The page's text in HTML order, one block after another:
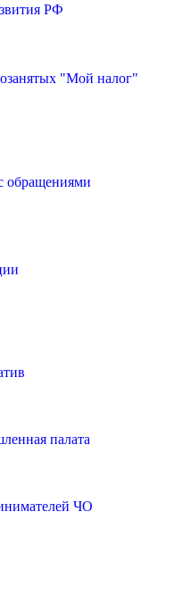
РФ
"Мой налог"
обращениями
палата
ЧО